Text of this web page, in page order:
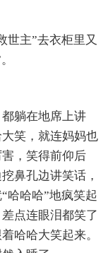
主”去衣柜里又
躺在地席上讲
笑，就连妈妈也
，笑得前仰后
鼻孔边讲笑话，
哈哈哈”地疯笑起
点连眼泪都笑了
哈哈大笑起来。